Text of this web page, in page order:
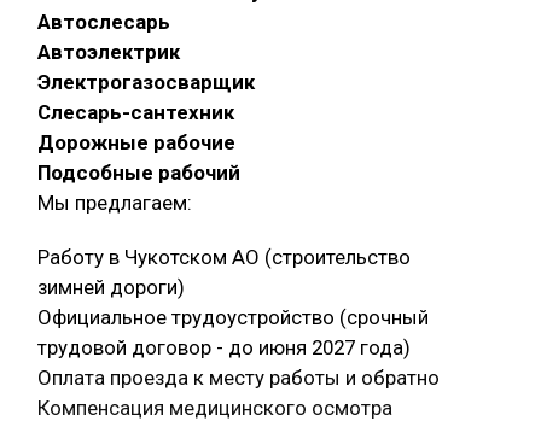
Автослесарь
Автоэлектрик
Электрогазосварщик
Слесарь-сантехник
Дорожные рабочие
Подсобные рабочий
Мы предлагаем:
Работу в Чукотском АО (строительство
зимней дороги)
Официальное трудоустройство (срочный
трудовой договор - до июня 2027 года)
Оплата проезда к месту работы и обратно
Компенсация медицинского осмотра